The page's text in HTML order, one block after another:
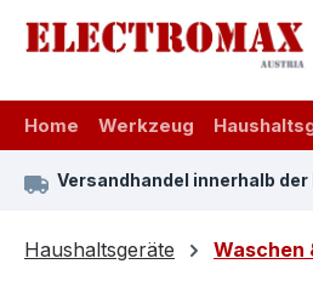
Hauptinhalt springen
Zur Suche springen
Zur Hauptnavigation springen
Home Werkzeug
Versandhandel innerhalb der
Haushaltsgeräte Waschen